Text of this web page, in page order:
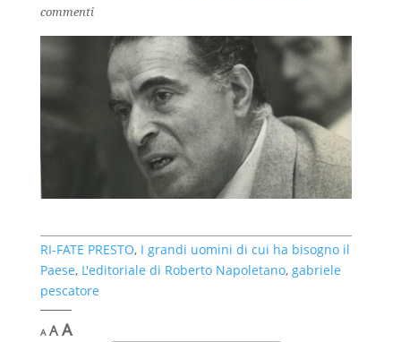
commenti
RI-FATE PRESTO, I grandi uomini di cui ha bisogno il
Paese, L'editoriale di Roberto Napoletano, gabriele
pescatore
A
Decrease
font
AReset
AIncrease